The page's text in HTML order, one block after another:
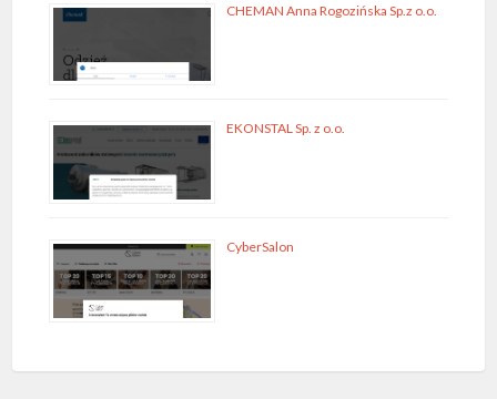
CHEMAN Anna Rogozińska Sp.z o.o.
EKONSTAL Sp. z o.o.
CyberSalon